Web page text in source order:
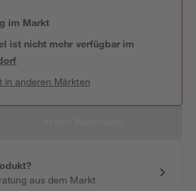
im Markt
ist nicht mehr verfügbar im
in anderen Märkten
aus dem Markt